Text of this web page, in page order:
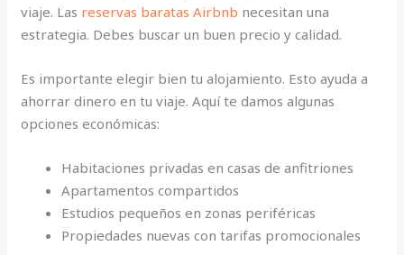
viaje. Las reservas baratas Airbnb necesitan una
estrategia. Debes buscar un buen precio y calidad.
Es importante elegir bien tu alojamiento. Esto ayuda a
ahorrar dinero en tu viaje. Aquí te damos algunas
opciones económicas:
Habitaciones privadas en casas de anfitriones
Apartamentos compartidos
Estudios pequeños en zonas periféricas
Propiedades nuevas con tarifas promocionales